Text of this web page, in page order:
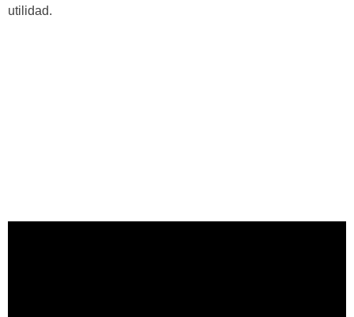
utilidad.